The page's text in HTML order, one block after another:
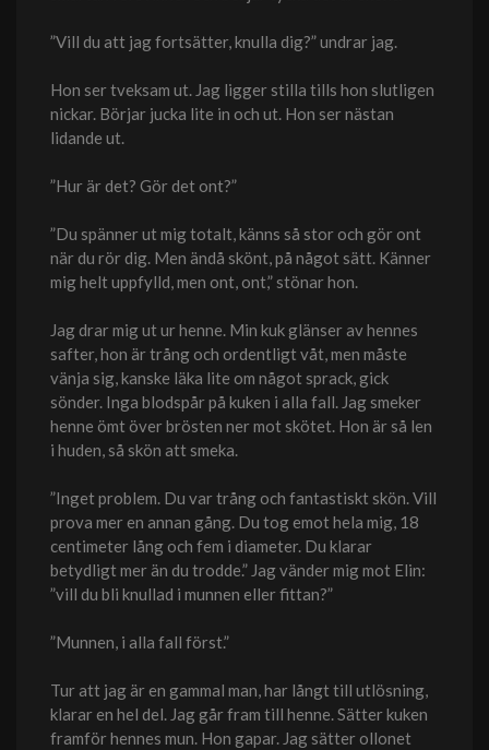
”Vill du att jag fortsätter, knulla dig?” undrar jag.
Hon ser tveksam ut. Jag ligger stilla tills hon slutligen
nickar. Börjar jucka lite in och ut. Hon ser nästan
lidande ut.
”Hur är det? Gör det ont?”
”Du spänner ut mig totalt, känns så stor och gör ont
när du rör dig. Men ändå skönt, på något sätt. Känner
mig helt uppfylld, men ont, ont,” stönar hon.
Jag drar mig ut ur henne. Min kuk glänser av hennes
safter, hon är trång och ordentligt våt, men måste
vänja sig, kanske läka lite om något sprack, gick
sönder. Inga blodspår på kuken i alla fall. Jag smeker
henne ömt över brösten ner mot skötet. Hon är så len
i huden, så skön att smeka.
”Inget problem. Du var trång och fantastiskt skön. Vill
prova mer en annan gång. Du tog emot hela mig, 18
centimeter lång och fem i diameter. Du klarar
betydligt mer än du trodde.” Jag vänder mig mot Elin:
”vill du bli knullad i munnen eller fittan?”
”Munnen, i alla fall först.”
Tur att jag är en gammal man, har långt till utlösning,
klarar en hel del. Jag går fram till henne. Sätter kuken
framför hennes mun. Hon gapar. Jag sätter ollonet